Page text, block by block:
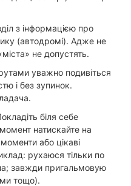
з інформацією про
(автодромі). Адже не
не допустять.
уважно подивіться
і без зупинок.
біля себе
натискайте на
або цікаві
рухаюся тільки по
завжди пригальмовую
тощо).